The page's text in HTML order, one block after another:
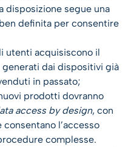
disposizione segue una
definita per consentire
utenti acquisiscono il
dai dispositivi già
in passato;
prodotti dovranno
access by design, con
l’accesso
complesse.